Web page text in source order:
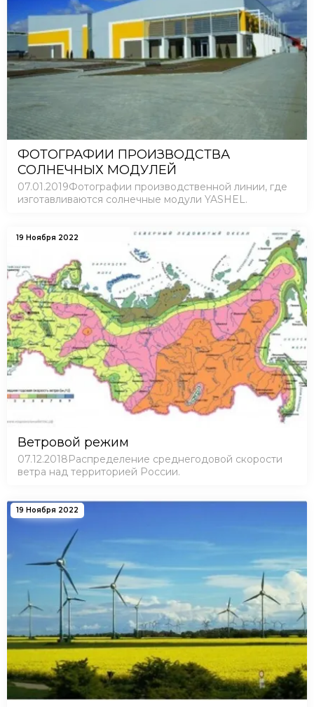
ФОТОГРАФИИ ПРОИЗВОДСТВА
СОЛНЕЧНЫХ МОДУЛЕЙ
07.01.2019Фотографии производственной линии, где
изготавливаются солнечные модули YASHEL.
19 Ноября 2022
Ветровой режим
07.12.2018Распределение среднегодовой скорости
ветра над территорией России.
19 Ноября 2022